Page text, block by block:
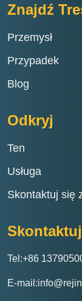
Znajdź
Przemysł
Przypadek
Blog
Odkryj
Ten
Usługa
Skontaktuj się
Tel:+86
E-